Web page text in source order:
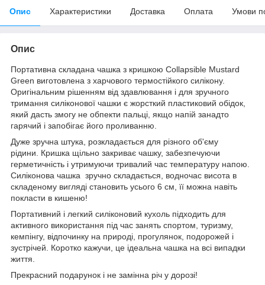
Опис Характеристики Доставка Оплата Умови
Опис
Портативна складана чашка з кришкою Collapsible Mustard
Green виготовлена з харчового термостійкого силікону.
Оригінальним рішенням від здавлювання і для зручного
тримання силіконової чашки є жорсткий пластиковий обідок,
який дасть змогу не обпекти пальці, якщо напій занадто
гарячий і запобігає його проливанню.
Дуже зручна штука, розкладається для різного об'єму
рідини. Кришка щільно закриває чашку, забезпечуючи
герметичність і утримуючи тривалий час температуру напою.
Силіконова чашка зручно складається, водночас висота в
складеному вигляді становить усього 6 см, її можна навіть
покласти в кишеню!
Портативний і легкий силіконовий кухоль підходить для
активного використання під час занять спортом, туризму,
кемпінгу, відпочинку на природі, прогулянок, подорожей і
зустрічей. Коротко кажучи, це ідеальна чашка на всі випадки
життя.
Прекрасний подарунок і не замінна річ у дорозі!